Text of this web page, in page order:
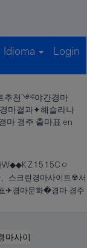
Idioma Login
추천༺야간경마
마결과✦해슬라나
마 경주 출마표 en
Z 1 5 1 5Cㅇ
스크린경마사이트☢서
✈경마문화�경마 경주